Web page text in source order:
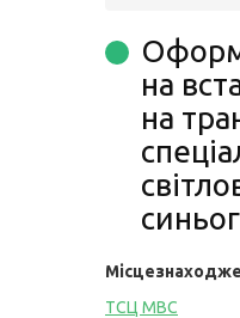
на
на
ТСЦ МВС